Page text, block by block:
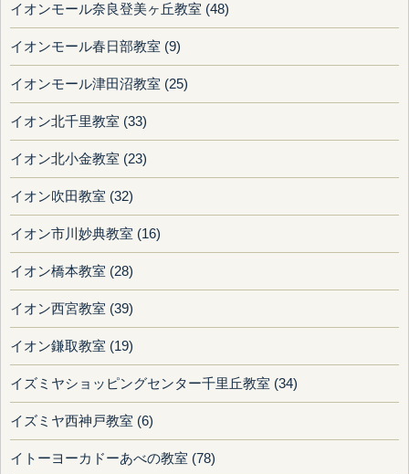
イオンモール奈良登美ヶ丘教室 (48)
イオンモール春日部教室 (9)
イオンモール津田沼教室 (25)
イオン北千里教室 (33)
イオン北小金教室 (23)
イオン吹田教室 (32)
イオン市川妙典教室 (16)
イオン橋本教室 (28)
イオン西宮教室 (39)
イオン鎌取教室 (19)
イズミヤショッピングセンター千里丘教室 (34)
イズミヤ西神戸教室 (6)
イトーヨーカドーあべの教室 (78)